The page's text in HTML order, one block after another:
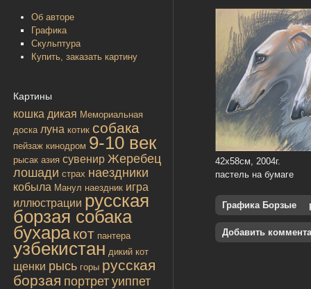
Об авторе
Графика
Скульптура
Купить, заказать картину
Картины
кошка дикая Мемориальная
доска луна котик собака
пейзаж кинодром 9-10 век
рысак азия сувенир Жеребец
лошади страх наездники
кобыла Манул наездник игра
иллюстрации русская
борзая собака
бухара кот пантера
узбекистан дикий кот
щенки рысь горы русская
борзая портрет уиппет
42х58см, 2004г.
пастель на бумаге
Графика Борзые
Добавить